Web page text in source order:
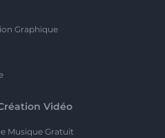
Graphique
Vidéo
Musique Gratuit